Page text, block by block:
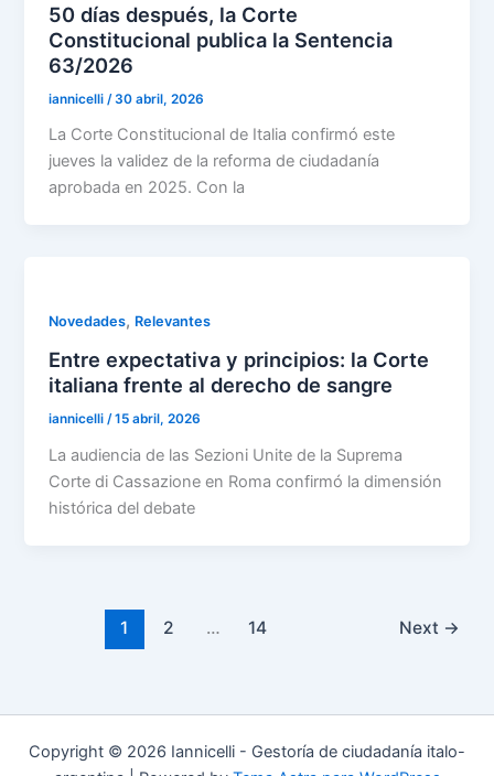
50 días después, la Corte
Constitucional publica la Sentencia
63/2026
iannicelli /30 abril, 2026
La Corte Constitucional de Italia confirmó este
jueves la validez de la reforma de ciudadanía
aprobada en 2025. Con la
Novedades, Relevantes
Entre expectativa y principios: la Corte
italiana frente al derecho de sangre
iannicelli/15 abril, 2026
La audiencia de las Sezioni Unite de la Suprema
Corte di Cassazione en Roma confirmó la dimensión
histórica del debate
1 2 … 14 Next →
Copyright © 2026 Iannicelli - Gestoría de ciudadanía italo-